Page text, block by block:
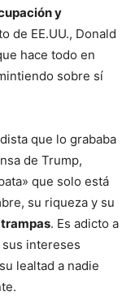
y
de EE.UU., Donald
hace todo en
sobre sí
que lo grababa
de Trump,
que solo está
su riqueza y su
. Es adicto a
intereses
lealtad a nadie